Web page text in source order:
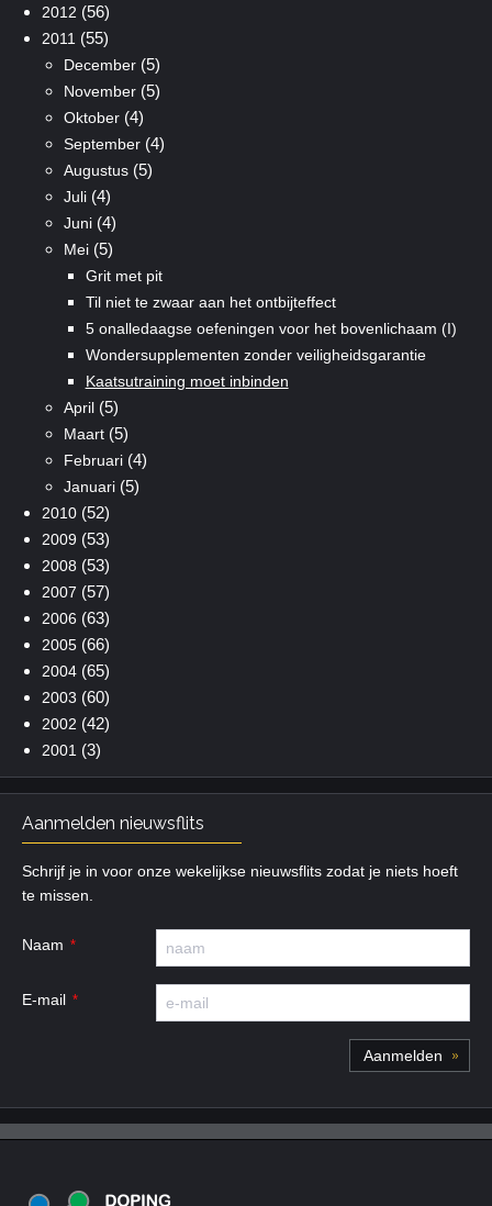
2012 (56)
2011 (55)
December(5)
November(5)
Oktober(4)
September(4)
Augustus(5)
Juli(4)
Juni(4)
Mei(5)
Grit met pit
Til niet te zwaar aan het ontbijteffect
5 onalledaagse oefeningen voor het bovenlichaam (I)
Wondersupplementen zonder veiligheidsgarantie
Kaatsutraining moet inbinden
April(5)
Maart(5)
Februari(4)
Januari(5)
2010(52)
2009 (53)
2008 (53)
2007 (57)
2006 (63)
2005(66)
2004(65)
2003 (60)
2002 (42)
2001 (3)
Aanmelden nieuwsflits
Schrijf je in voor onze wekelijkse nieuwsflits zodat je niets hoeft
te missen.
Naam
E-mail